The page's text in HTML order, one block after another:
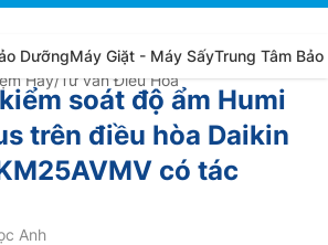
DưỡngMáy Giặt - Máy SấyTrung Tâm Bảo
Hay/Tư vấn Điều Hòa
soát độ ẩm Humi
trên điều hòa Daikin
có tác
Anh